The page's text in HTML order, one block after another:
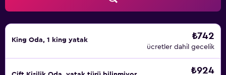
King Oda, 1 king yatak ₺742
ücretler dahil gecelik
₺924